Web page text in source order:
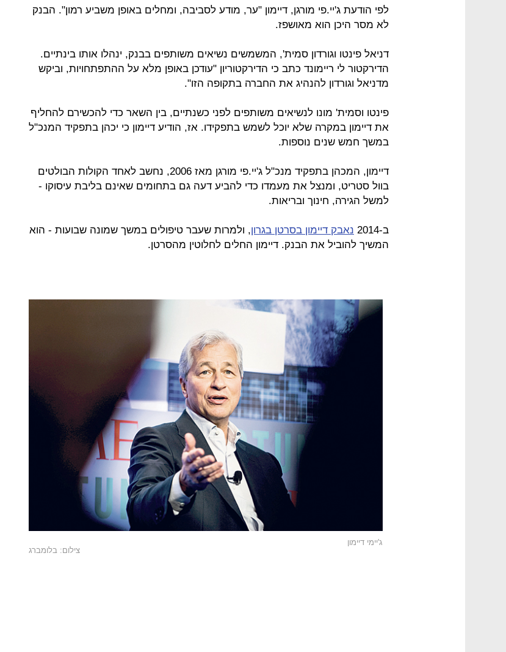
לפי הודעת ג'יי.פי מורגן, דיימון "ער, מודע לסביבה, ומחלים באופן משביע רמון". הבנק
לא מסר היכן הוא מאושפז.
דניאל פינטו וגורדון סמית', המשמשים נשיאים משותפים בבנק, ינהלו אותו בינתיים.
הדירקטור לי ריימונד כתב כי הדירקטוריון "עודכן באופן מלא על ההתפתחויות, וביקש
מדניאל וגורדון להנהיג את החברה בתקופה הזו".
פינטו וסמית' מונו לנשיאים משותפים לפני כשנתיים, בין השאר כדי להכשירם להחליף
את דיימון במקרה שלא יוכל לשמש בתפקידו. אז, הודיע דיימון כי יכהן בתפקיד המנכ"ל
במשך חמש שנים נוספות.
דיימון, המכהן בתפקיד מנכ"ל ג'יי.פי מורגן מאז 2006, נחשב לאחד הקולות הבולטים
בוול סטריט, ומנצל את מעמדו כדי להביע דעה גם בתחומים שאינם בליבת עיסוקו -
למשל הגירה, חינוך ובריאות.
ב-2014 נאבק דיימון בסרטן בגרון, ולמרות שעבר טיפולים במשך שמונה שבועות - הוא
המשיך להוביל את הבנק. דיימון החלים לחלוטין מהסרטן.
ג'יימי דיימון
צילום: בלומברג